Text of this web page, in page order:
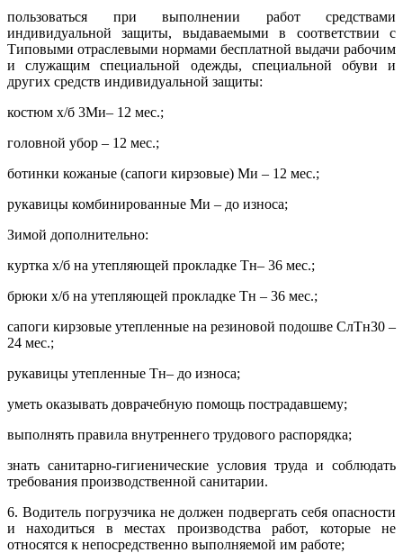
пользоваться при выполнении работ средствами
индивидуальной защиты, выдаваемыми в соответствии с
Типовыми отраслевыми нормами бесплатной выдачи рабочим
и служащим специальной одежды, специальной обуви и
других средств индивидуальной защиты:
костюм х/б 3Ми– 12 мес.;
головной убор – 12 мес.;
ботинки кожаные (сапоги кирзовые) Ми – 12 мес.;
рукавицы комбинированные Ми – до износа;
Зимой дополнительно:
куртка х/б на утепляющей прокладке Тн– 36 мес.;
брюки х/б на утепляющей прокладке Тн – 36 мес.;
сапоги кирзовые утепленные на резиновой подошве СлТн30 –
24 мес.;
рукавицы утепленные Тн– до износа;
уметь оказывать доврачебную помощь пострадавшему;
выполнять правила внутреннего трудового распорядка;
знать санитарно-гигиенические условия труда и соблюдать
требования производственной санитарии.
6. Водитель погрузчика не должен подвергать себя опасности
и находиться в местах производства работ, которые не
относятся к непосредственно выполняемой им работе;